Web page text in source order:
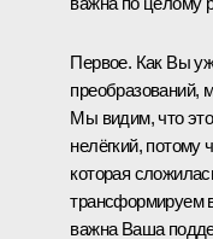
Первое. Как Вы
преобразований,
Мы видим, что
нелёгкий, потому
которая
трансформируем
важна Ваша